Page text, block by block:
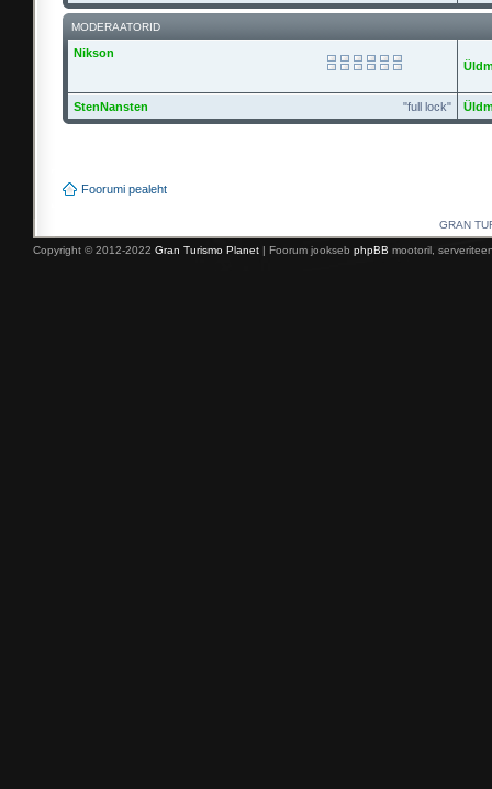
MODERAATORID
Nikson
"full lock"
StenNansten
Foorumi pealeht
GRAN
Copyright © 2012-2022 Gran Turismo Planet | Foorum jookseb phpBB mootoril,